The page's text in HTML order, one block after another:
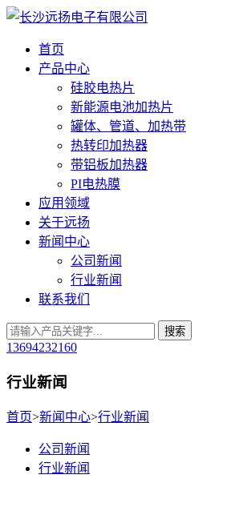
首页
产品中心
硅胶电热片
新能源电池加热片
罐体、管道、加热带
热转印加热器
带铝板加热器
PI电热膜
应用领域
关于远扬
新闻中心
公司新闻
行业新闻
联系我们
13694232160
行业新闻
首页>新闻中心>行业新闻
公司新闻
行业新闻